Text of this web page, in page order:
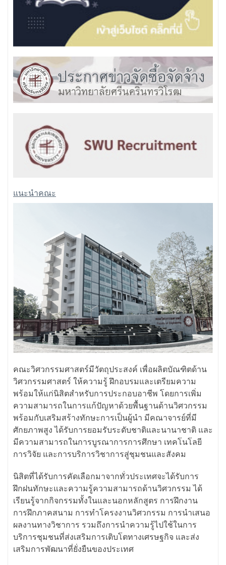
แนะนำคณะ
คณะวิศวกรรมศาสตร์มีวัตถุประสงค์ เพื่อผลิตบัณฑิตด้าน
วิศวกรรมศาสตร์ ให้ความรู้ ฝึกอบรมและเตรียมความ
พร้อมให้แก่นิสิตสำหรับการประกอบอาชีพ โดยการเพิ่ม
ความสามารถในการแก้ปัญหาด้วยพื้นฐานด้านวิศวกรรม
พร้อมกับเสริมสร้างทักษะการเป็นผู้นำ มีคณาจารย์ที่มี
ศักยภาพสูง ได้รับการยอมรับระดับชาติและนานาชาติ และ
มีความสามารถในการบูรณาการการศึกษา เทคโนโลยี
การวิจัย และการบริการวิชาการสู่ชุมชนและสังคม
นิสิตที่ได้รับการคัดเลือกมาจากทั่วประเทศจะได้รับการ
ฝึกฝนทักษะและความรู้ความสามารถด้านวิศวกรรม ได้
เรียนรู้จากกิจกรรมทั้งในและนอกหลักสูตร การฝึกงาน
การฝึกภาคสนาม การทำโครงงานวิศวกรรม การนำเสนอ
ผลงานทางวิชาการ รวมถึงการนำความรู้ไปใช้ในการ
บริการชุมชนที่ส่งเสริมการเติบโตทางเศรษฐกิจ และส่ง
เสริมการพัฒนาที่ยั่งยืนของประเทศ